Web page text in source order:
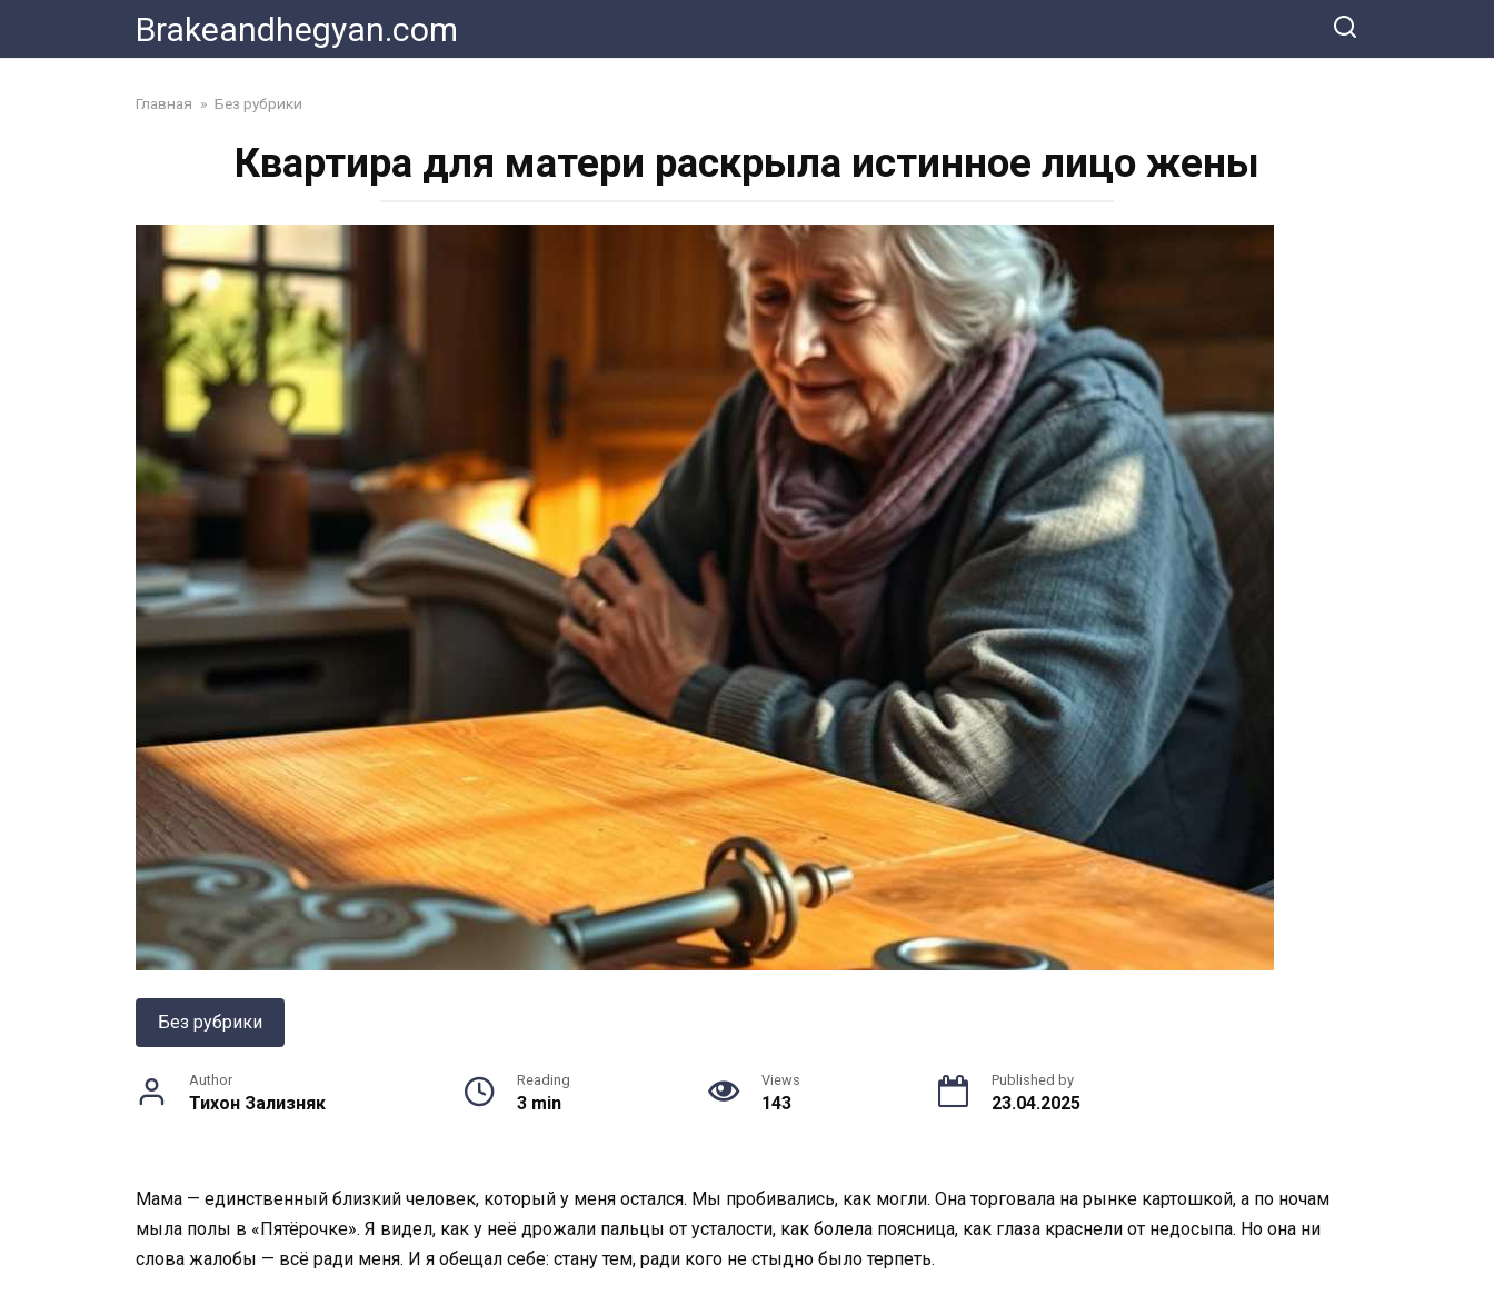
content
Brakeandhegyan.com
Главная » Без рубрики
Квартира для матери раскрыла истинное лицо жены
Без рубрики
Author
Тихон Зализняк
Reading
3 min
Views
143
Published by
23.04.2025
Мама — единственный близкий человек, который у меня остался. Мы пробивались, как могли. Она торговала на рынке картошкой, а по ночам
мыла полы в «Пятёрочке». Я видел, как у неё дрожали пальцы от усталости, как болела поясница, как глаза краснели от недосыпа. Но она ни
слова жалобы — всё ради меня. И я обещал себе: стану тем, ради кого не стыдно было терпеть.